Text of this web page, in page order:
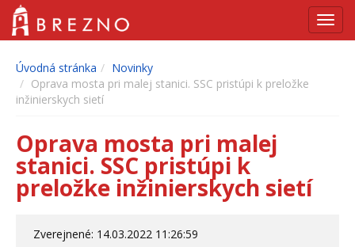
Úvodná stránka
Novinky
Oprava mosta pri malej stanici. SSC pristúpi k preložke
inžinierskych sietí
Oprava mosta pri malej
stanici. SSC pristúpi k
preložke inžinierskych sietí
Zverejnené: 14.03.2022 11:26:59